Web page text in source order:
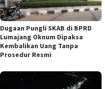
Dugaan Pungli SKAB di BPRD
Lumajang Oknum Dipaksa
Kembalikan Uang Tanpa
Prosedur Resmi